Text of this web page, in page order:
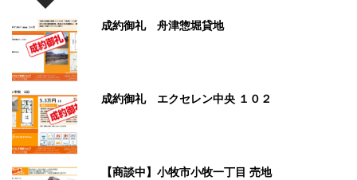
成約御礼 舟津惣堀貸地
成約御礼 エクセレン中央 １０２
【商談中】小牧市小牧一丁目 売地